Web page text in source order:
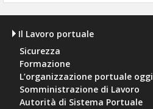
Il Lavoro portuale
Sicurezza
Formazione
L’organizzazione portuale oggi
Somministrazione di Lavoro
Autorità di Sistema Portuale